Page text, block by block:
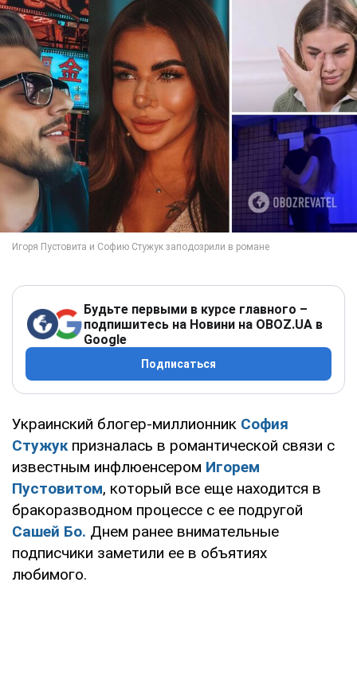
Будьте первыми в курсе главного –
подпишитесь на Новини на OBOZ.UA в
Google
Подписаться
Украинский блогер-миллионник София
Стужукпризналась в романтической связи с
известным инфлюенсером Игорем
Пустовитом, который все еще находится в
бракоразводном процессе с ее подругой
Сашей Бо. Днем ранее внимательные
подписчики заметили ее в объятиях
любимого.